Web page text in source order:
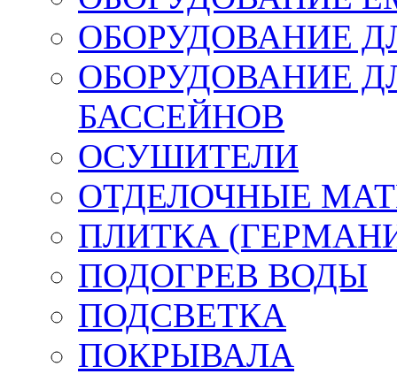
ОБОРУДОВАНИЕ
ОБОРУДОВАНИЕ
БАССЕЙНОВ
ОСУШИТЕЛИ
ОТДЕЛОЧНЫЕ
ПЛИТКА
ПОДОГРЕВ ВОДЫ
ПОДСВЕТКА
ПОКРЫВАЛА